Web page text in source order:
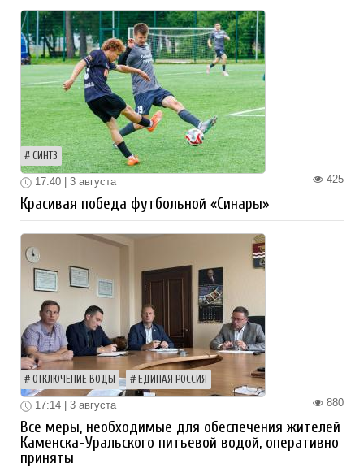
СИНТЗ
425
17:40 | 3 августа
Красивая победа футбольной «Синары»
ОТКЛЮЧЕНИЕ ВОДЫ ЕДИНАЯ РОССИЯ
880
17:14 | 3 августа
Все меры, необходимые для обеспечения жителей
Каменска-Уральского питьевой водой, оперативно
приняты